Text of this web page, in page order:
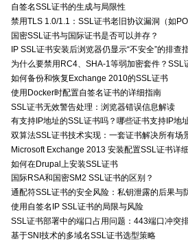
自签名SSL证书的生成与局限性
禁用TLS 1.0/1.1：SSL证书老旧协议漏洞（如
国密SSL证书与国际证书是否可以并存？
IP SSL证书安装后浏览器仍显示“不安全”的排查
为什么要禁用RC4、SHA-1等弱加密套件？SSL
如何备份和恢复Exchange 2010的SSL证书
使用Docker时配置自签名证书的详细指南
SSL证书无效警告处理：浏览器错误信息解读
有支持IP地址的SSL证书吗？哪些证书支持IP地
双算法SSL证书技术实现：一套证书解决所有场
Microsoft Exchange 2013 安装配置SSL证书详
如何在Drupal上安装SSL证书
国际RSA和国密SM2 SSL证书的区别？
通配符SSL证书的安全风险：私钥泄露的后果与
使用自签名IP SSL证书的局限与风险
SSL证书部署中的端口占用问题：443端口冲突
基于SNI技术的多域名SSL证书选型策略